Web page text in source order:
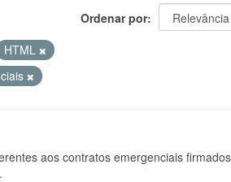
Ordenar por
HTML
aos contratos emergenciais